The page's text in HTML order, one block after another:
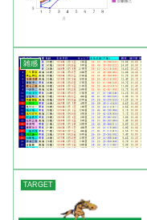
雑感
TARGET